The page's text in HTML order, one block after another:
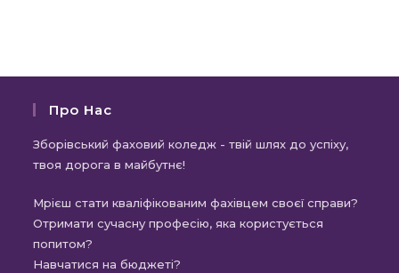
Про Нас
Зборівський фаховий коледж - твій шлях до успіху,
твоя дорога в майбутнє!
Мрієш стати кваліфікованим фахівцем своєї справи?
Отримати сучасну професію, яка користується
попитом?
Навчатися на бюджеті?